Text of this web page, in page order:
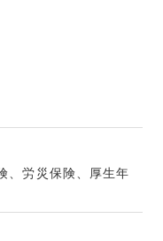
、労災保険、厚生年